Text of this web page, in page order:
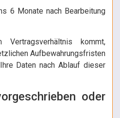
6 Monate nach Bearbeitung
kommt,
Aufbewahrungsfristen
Daten nach Ablauf dieser
oder